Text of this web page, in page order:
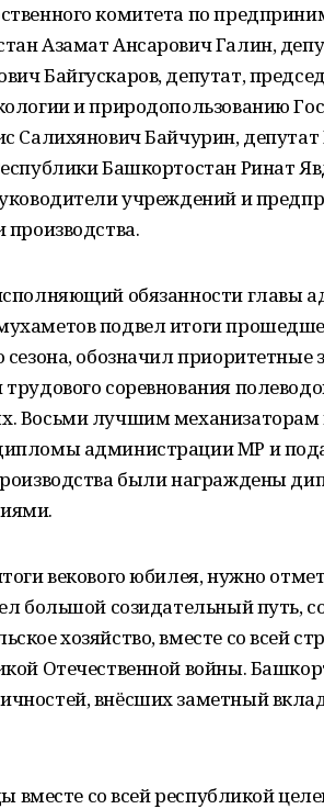
комитета по
Азамат Ансарович Галин,
Байгускаров, депутат,
и природопользованию
Салихянович Байчурин, депутат
Башкортостан Ринат
учреждений и
обязанности главы
подвел итоги
сезона, обозначил
соревнования
Восьми лучшим механизаторам
администрации МР и
были награждены
векового юбилея, нужно
большой созидательный путь,
хозяйство, вместе со всей
Отечественной войны.
внёсших заметный
вместе со всей республикой